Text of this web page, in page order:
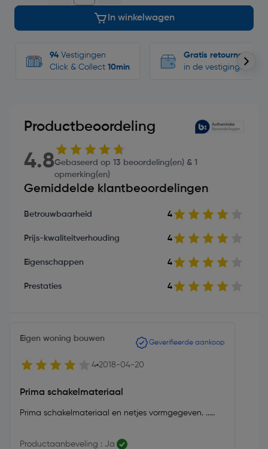
In winkelwagen
94 Vestigingen
Click & Collect 10min
Gratis retourneren
in de vestigingen
Productbeoordeling
4.8Gebaseerd op 13 beoordeling(en) & 1
opmerking(en)
Gemiddelde klantbeoordelingen
Betrouwbaarheid 4
Prijs-kwaliteitverhouding 4
Eigenschappen 4
Prestaties 4
Eigen woning bouwen Geverifieerde aankoop
4 2018-04-20
Prima schakelmateriaal
Prima schakelmateriaal en netjes vormgegeven. .....
Productaanbeveling : Ja